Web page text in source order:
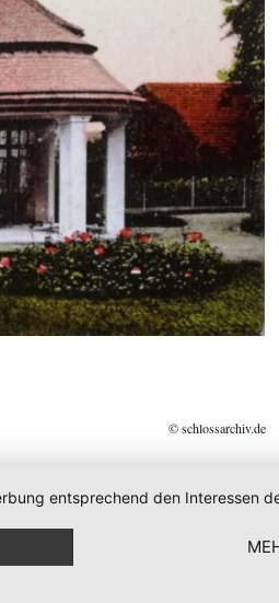
© schlossarchiv.de
entsprechend den Interessen